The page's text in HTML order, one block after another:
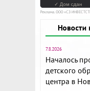
✓ Дом сдан
Реклама. ООО «СЗ
Новости
7.8.2026
Началось
детского
центра в